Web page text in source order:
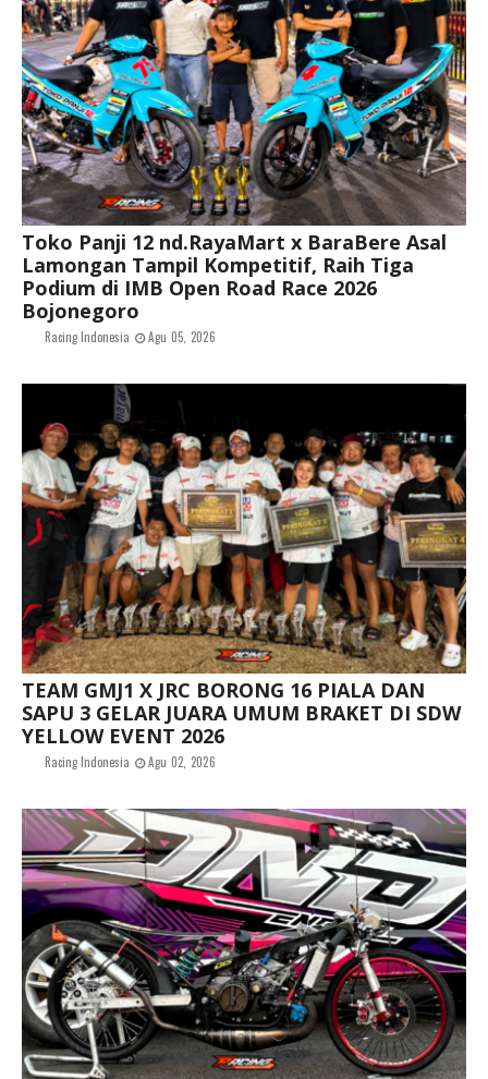
Toko Panji 12 nd.RayaMart x BaraBere Asal
Lamongan Tampil Kompetitif, Raih Tiga
Podium di IMB Open Road Race 2026
Bojonegoro
Racing Indonesia Agu 05, 2026
TEAM GMJ1 X JRC BORONG 16 PIALA DAN
SAPU 3 GELAR JUARA UMUM BRAKET DI SDW
YELLOW EVENT 2026
Racing Indonesia Agu 02, 2026